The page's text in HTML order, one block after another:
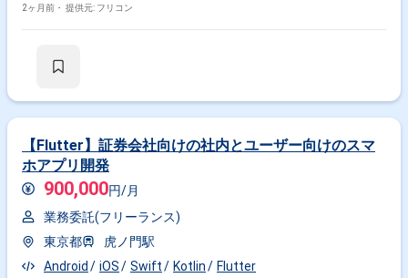
2ヶ月前・ 提供元: フリコン
【Flutter】証券会社向けの社内とユーザー向けのスマ
ホアプリ開発
900,000円/月
業務委託(フリーランス)
東京都
虎ノ門駅
Android
iOS Swift Kotlin
Flutter